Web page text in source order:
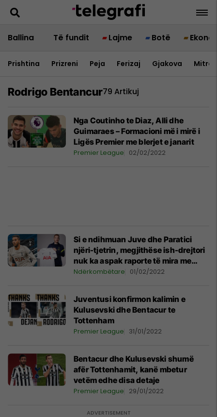
Ballina Të fundit Lajme Botë
Prishtina Prizreni Peja Ferizaj Gjakova
Rodrigo Bentancur79 Artikuj
Nga Coutinho te Diaz, Alli dhe
Guimaraes – Formacioni më i mirë i
Ligës Premier me blerjet e janarit
Premier League 02/02/2022
Si e ndihmuan Juve dhe Paratici
njëri-tjetrin, megjithëse ish-drejtori
nuk ka aspak raporte të mira me
bordin e Zonjës së Vjetër
Ndërkombëtare 01/02/2022
Juventusi konfirmon kalimin e
Kulusevski dhe Bentacur te
Tottenham
Premier League 31/01/2022
Bentacur dhe Kulusevski shumë
afër Tottenhamit, kanë mbetur
vetëm edhe disa detaje
Premier League 29/01/2022